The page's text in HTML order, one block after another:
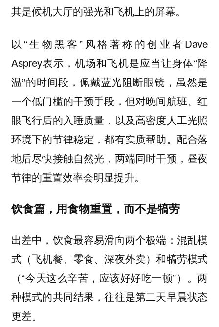
其是候机大厅的强光和飞机上的屏幕。
以“生物黑客”风格著称的创业者Dave
Asprey表示，机场和飞机是应当让身体“降
温”的时间段，佩戴蓝光阻断眼镜，虽然是
一个低门槛的干预手段，但对晚间航班、红
眼飞行后的入睡质量，以及高密度人工光照
环境下的节律稳定，都有实质帮助。配合落
地后尽快接触自然光，两端同时干预，昼夜
节律的重置效率会明显提升。
饮食篇，用食物重置，而不是犒劳
出差中，饮食最容易滑向两个极端：混乱模
式（飞机餐、零食、深夜外卖）和犒劳模式
（“今天这么辛苦，应该好好吃一顿”）。两
种模式的共同结果，往往是第二天早晨状态
更差。